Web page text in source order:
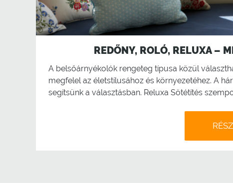
REDŐNY, ROLÓ, RELUXA –
A belsőárnyékolók rengeteg típusa közül
megfelel az életstílusához és környezetéhez. A
segítsünk a választásban. Reluxa Sötétítés